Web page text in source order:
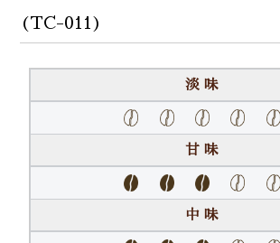
(TC-011)
淡 味
甘 味
中 味